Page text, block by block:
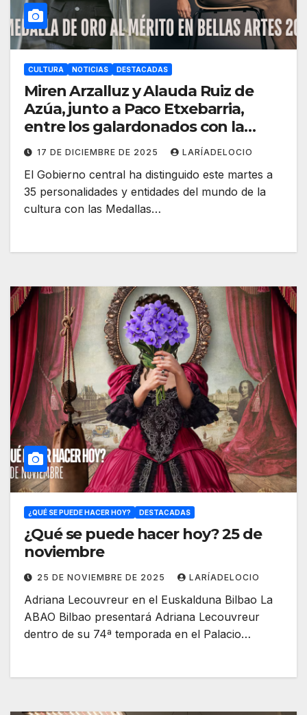
CULTURA NOTICIAS DESTACADAS
Miren Arzalluz y Alauda Ruiz de
Azúa, junto a Paco Etxebarria,
entre los galardonados con la
Medalla de Oro al Mérito en Bellas
Artes 2025
17 DE DICIEMBRE DE 2025 LARÍADELOCIO
El Gobierno central ha distinguido este martes a
35 personalidades y entidades del mundo de la
cultura con las Medallas…
¿QUÉ SE PUEDE HACER HOY? DESTACADAS
¿Qué se puede hacer hoy? 25 de
noviembre
25 DE NOVIEMBRE DE 2025 LARÍADELOCIO
Adriana Lecouvreur en el Euskalduna Bilbao La
ABAO Bilbao presentará Adriana Lecouvreur
dentro de su 74ª temporada en el Palacio…